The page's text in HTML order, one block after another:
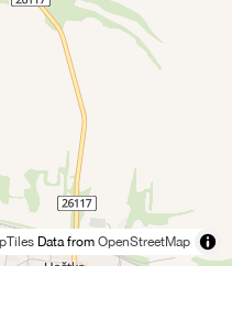
Data from OpenStreetMap